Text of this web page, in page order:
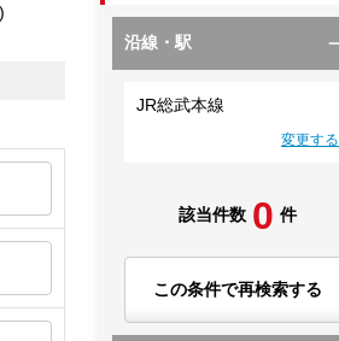
沿線・駅
JR総武本線
変更する
該当件数 0 件
この条件で再検索する